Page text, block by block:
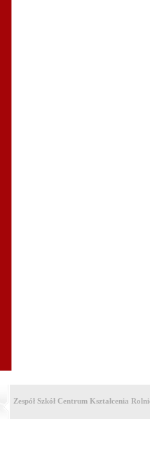
Zespół Szkół Centrum Kształcenia